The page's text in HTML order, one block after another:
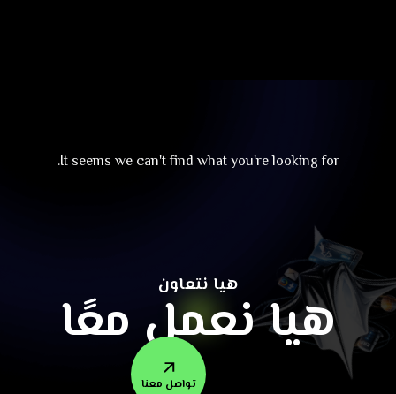
It seems we can't find what you're looking for.
هيا نتعاون
هيا نعمل معًا
تواصل معنا